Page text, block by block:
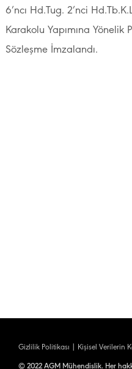
6’ncı Hd.Tug. 2’nci
Karakolu Yapımına Yönelik
Sözleşme İmzalandı.
Gizlilik Politikası Kişisel Verilerin
© 2022 AGM Mühendislik. Her